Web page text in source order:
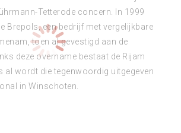
Tetterode concern. In 1999
Brepols, een bedrijf met vergelijkbare
toen al gevestigd aan de
deze overname bestaat de Rijam
al wordt die tegenwoordig uitgegeven
in Winschoten.